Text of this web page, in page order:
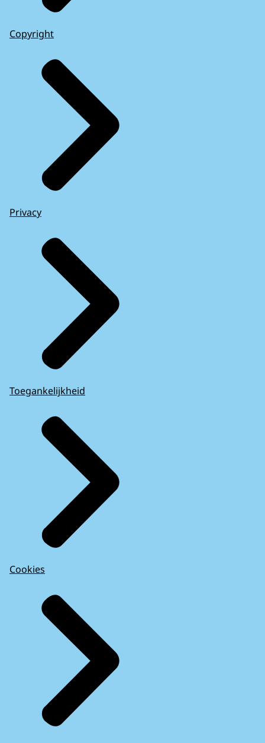
Copyright
Privacy
Toegankelijkheid
Cookies